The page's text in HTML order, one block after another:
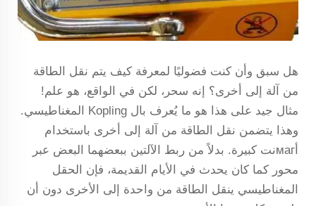
هل سبق وأن كنت فضوليًا لمعرفة كيف يتم نقل الطاقة
من آلة إلى أخرى؟ إنه سحر، لكن في الواقع، هو علم!
مثال جيد على هذا هو ما يُعرف بال Kopling المغناطيسي.
وهذا يتضمن نقل الطاقة من آلة إلى أخرى باستخدام
أмагنت كبيرة. بدلاً من ربط الآلتين ببعضهما البعض عبر
محور كما كان يحدث في الأيام القديمة، فإن الحقل
المغناطيسي ينقل الطاقة من واحدة إلى الأخرى دون أن